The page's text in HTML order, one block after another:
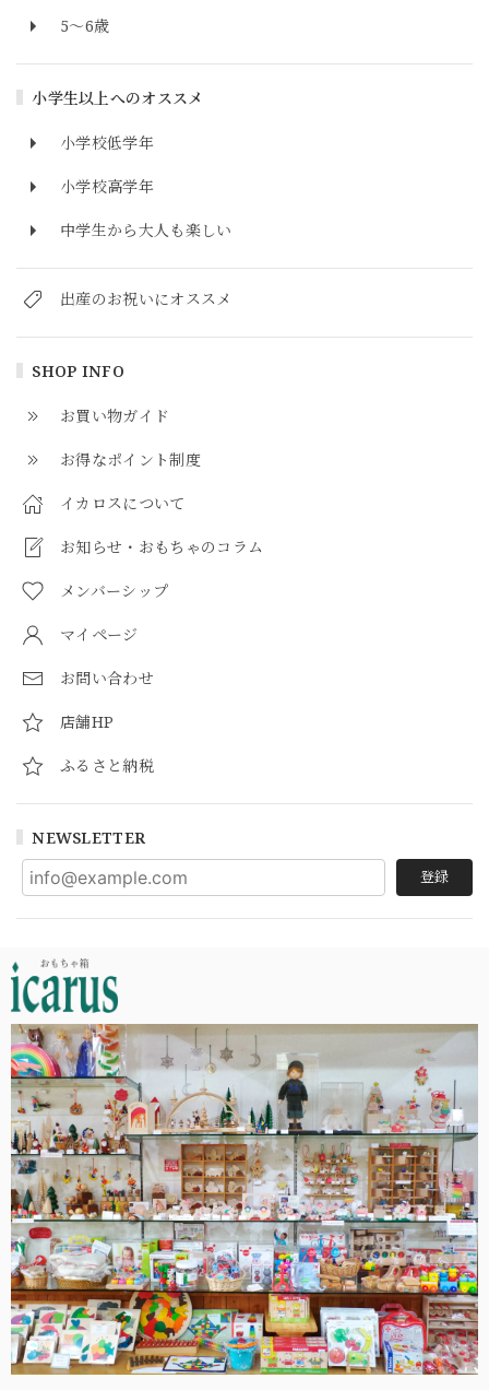
5～6歳
小学生以上へのオススメ
小学校低学年
小学校高学年
中学生から大人も楽しい
出産のお祝いにオススメ
SHOP INFO
お買い物ガイド
お得なポイント制度
イカロスについて
お知らせ・おもちゃのコラム
メンバーシップ
マイページ
お問い合わせ
店舗HP
ふるさと納税
NEWSLETTER
登録